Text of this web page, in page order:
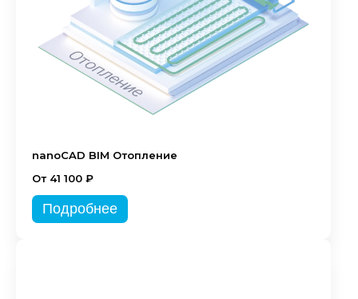
nanoCAD BIM Отопление
От 41 100 ₽
Подробнее